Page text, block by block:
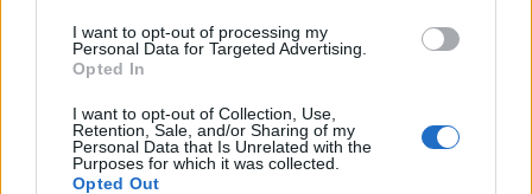
I want to opt-out of processing my
Personal Data for Targeted Advertising.
Opted In
I want to opt-out of Collection, Use,
Retention, Sale, and/or Sharing of my
Personal Data that Is Unrelated with the
Purposes for which it was collected.
Opted Out
¡A comprar! Cinco triunfadores de la jornada 25
Comunio
Menos de 4 millones de valor de
mercado y 10 o más puntos en la
jornada. Estos cinco futbolistas